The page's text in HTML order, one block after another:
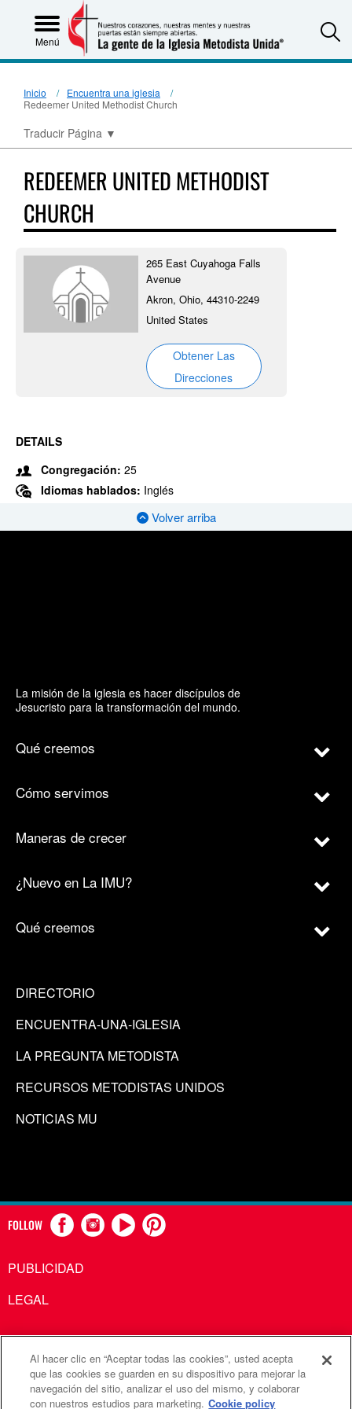
Menú
Inicio
Encuentra una iglesia
Redeemer United Methodist Church
Traducir Página ▼
REDEEMER UNITED METHODIST
CHURCH
265 East Cuyahoga Falls
Avenue
Akron, Ohio, 44310-2249
United States
Obtener Las
Direcciones
DETAILS
Congregación: 25
Idiomas hablados: Inglés
Volver arriba
La misión de la iglesia es hacer discípulos de
Jesucristo para la transformación del mundo.
Qué creemos
Cómo servimos
Maneras de crecer
¿Nuevo en La IMU?
Qué creemos
DIRECTORIO
ENCUENTRA-UNA-IGLESIA
LA PREGUNTA METODISTA
RECURSOS METODISTAS UNIDOS
NOTICIAS MU
FOLLOW
PUBLICIDAD
LEGAL
Comunicaciones Metodistas Unidas es una agencia de la
Iglesia Metodista Unida
Al hacer clic en “Aceptar todas las cookies”, usted acepta
que las cookies se guarden en su dispositivo para mejorar la
navegación del sitio, analizar el uso del mismo, y colaborar
con nuestros estudios para marketing. Cookie policy